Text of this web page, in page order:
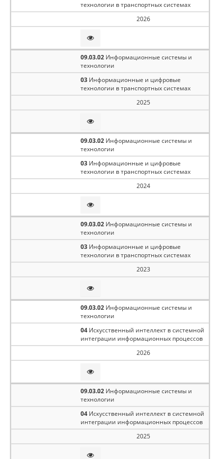
технологии в транспортных системах
2026
09.03.02 Информационные системы и
технологии
03 Информационные и цифровые
технологии в транспортных системах
2025
09.03.02 Информационные системы и
технологии
03 Информационные и цифровые
технологии в транспортных системах
2024
09.03.02 Информационные системы и
технологии
03 Информационные и цифровые
технологии в транспортных системах
2023
09.03.02 Информационные системы и
технологии
04 Искусственный интеллект в системной
интеграции информационных процессов
2026
09.03.02 Информационные системы и
технологии
04 Искусственный интеллект в системной
интеграции информационных процессов
2025